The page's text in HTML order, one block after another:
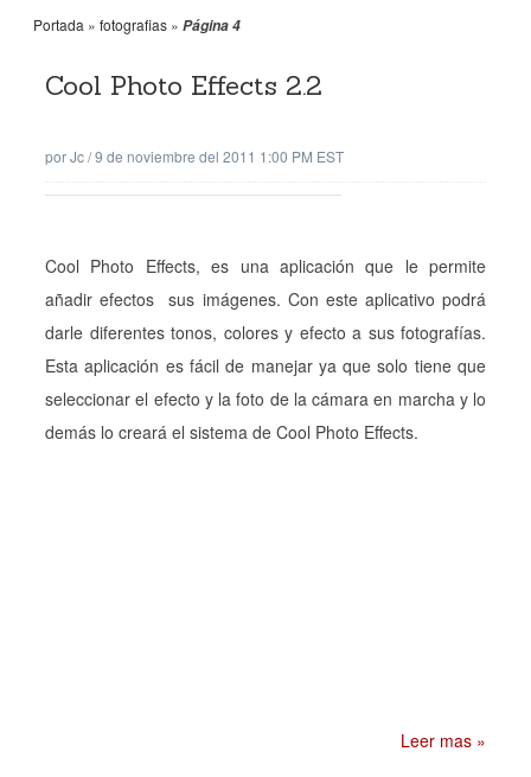
Portada » fotografias » Página 4
Cool Photo Effects 2.2
porJc/9 de noviembre del 2011 1:00 PM EST
Cool Photo Effects, es una aplicación que le permite
añadir efectos sus imágenes. Con este aplicativo podrá
darle diferentes tonos, colores y efecto a sus fotografías.
Esta aplicación es fácil de manejar ya que solo tiene que
seleccionar el efecto y la foto de la cámara en marcha y lo
demás lo creará el sistema de Cool Photo Effects.
Leer mas »